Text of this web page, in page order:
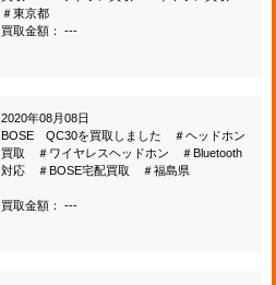
＃東京都
買取金額： ---
2020年08月08日
BOSE QC30を買取しました ＃ヘッドホン
買取 ＃ワイヤレスヘッドホン ＃Bluetooth
対応 ＃BOSE宅配買取 ＃福島県
買取金額： ---